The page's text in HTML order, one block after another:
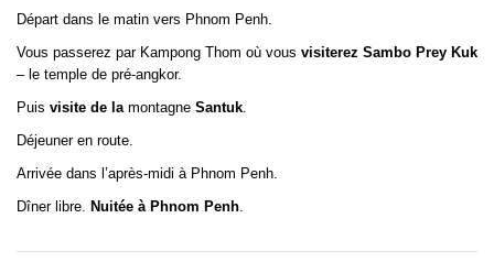
Départ dans le matin vers Phnom Penh.
Vous passerez par Kampong Thom où vous visiterez Sambo Prey Kuk
– le temple de pré-angkor.
Puis visite de la montagne Santuk
Déjeuner en route.
Arrivée dans l’après-midi à Phnom Penh.
Dîner libre. Nuitée à Phnom Penh